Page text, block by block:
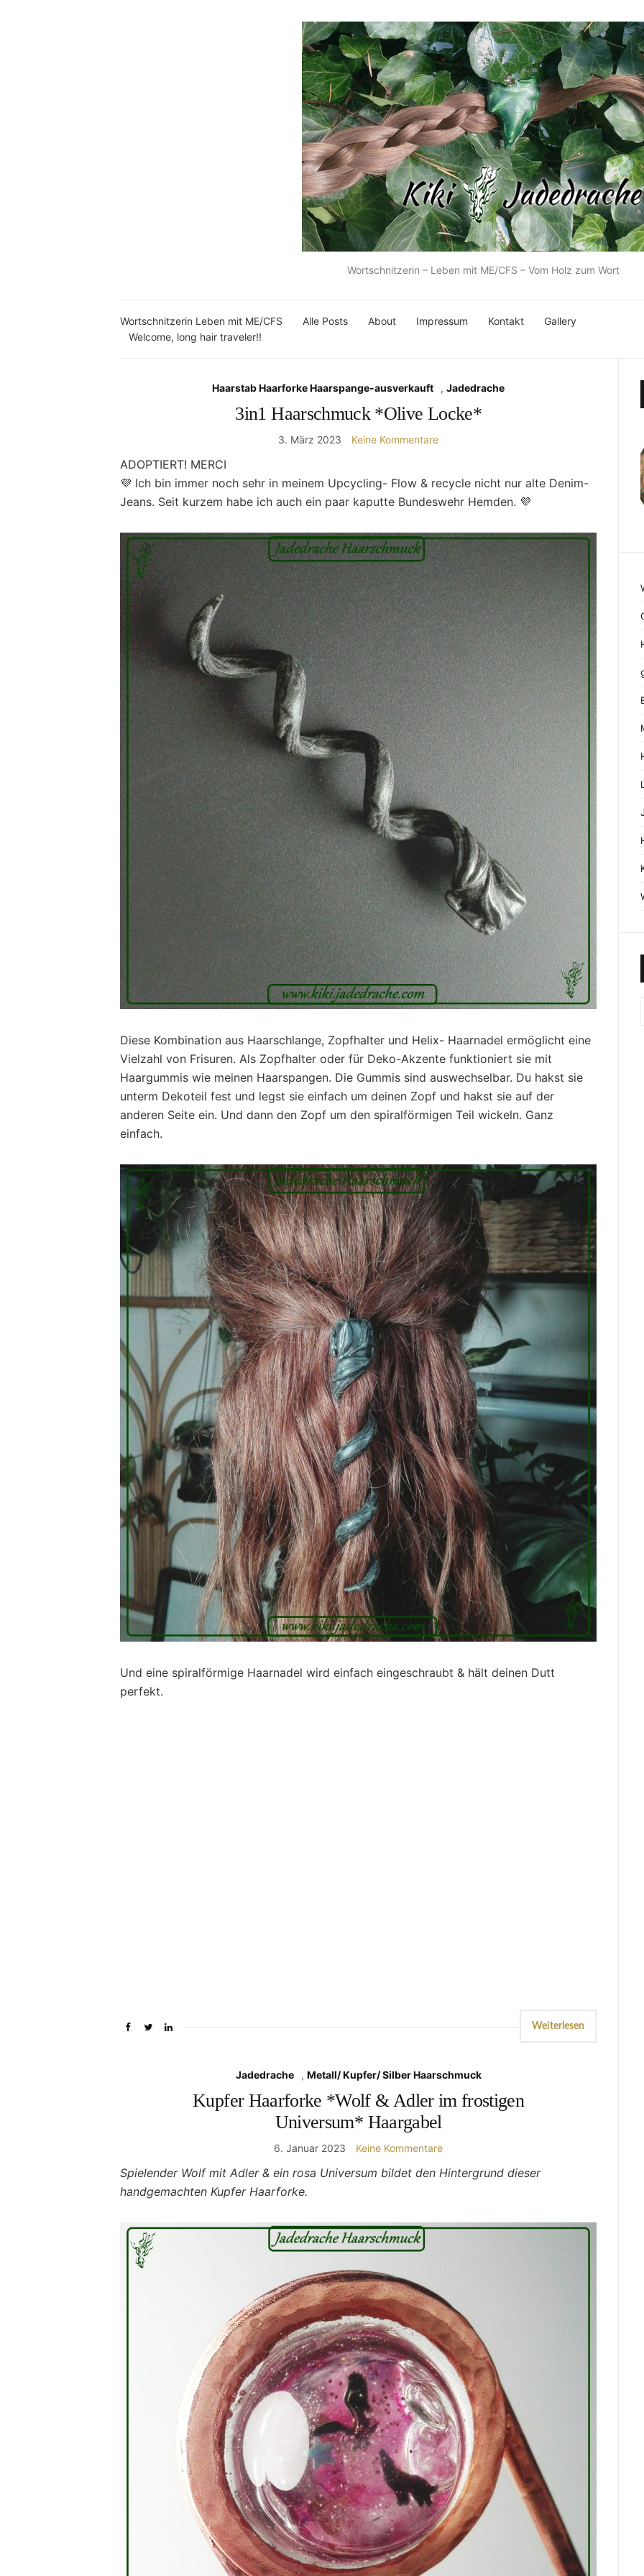
Wortschnitzerin – Leben mit ME/CFS – Vom Holz zum Wort
Wortschnitzerin Leben mit ME/CFS Alle Posts About Impressum Kontakt
Gallery
Welcome, long hair traveler!!
Haarstab Haarforke Haarspange-ausverkauft ,Jadedrache
3in1 Haarschmuck *Olive Locke*
3. März 2023 Keine Kommentare
ADOPTIERT! MERCI
💜 Ich bin immer noch sehr in meinem Upcycling- Flow & recycle nicht nur alte Denim-
Jeans. Seit kurzem habe ich auch ein paar kaputte Bundeswehr Hemden. 💜
Diese Kombination aus Haarschlange, Zopfhalter und Helix- Haarnadel ermöglicht eine
Vielzahl von Frisuren. Als Zopfhalter oder für Deko-Akzente funktioniert sie mit
Haargummis wie meinen Haarspangen. Die Gummis sind auswechselbar. Du hakst sie
unterm Dekoteil fest und legst sie einfach um deinen Zopf und hakst sie auf der
anderen Seite ein. Und dann den Zopf um den spiralförmigen Teil wickeln. Ganz
einfach.
Und eine spiralförmige Haarnadel wird einfach eingeschraubt & hält deinen Dutt
perfekt.
Weiterlesen
Jadedrache , Metall/ Kupfer/ Silber Haarschmuck
Kupfer Haarforke *Wolf & Adler im frostigen
Universum* Haargabel
6. Januar 2023 Keine Kommentare
Spielender Wolf mit Adler & ein rosa Universum bildet den Hintergrund dieser
handgemachten Kupfer Haarforke.